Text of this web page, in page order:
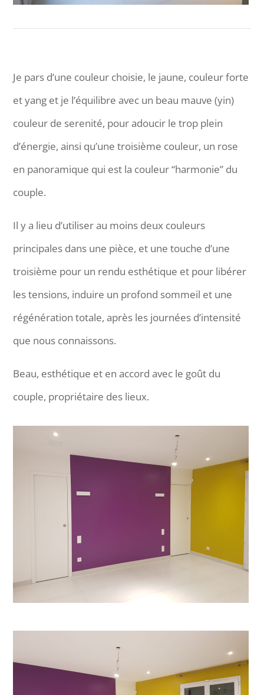
Je pars d’une couleur choisie, le jaune, couleur forte
et yang et je l’équilibre avec un beau mauve (yin)
couleur de serenité, pour adoucir le trop plein
d’énergie, ainsi qu’une troisième couleur, un rose
en panoramique qui est la couleur “harmonie” du
couple.
Il y a lieu d’utiliser au moins deux couleurs
principales dans une pièce, et une touche d’une
troisième pour un rendu esthétique et pour libérer
les tensions, induire un profond sommeil et une
régénération totale, après les journées d’intensité
que nous connaissons.
Beau, esthétique et en accord avec le goût du
couple, propriétaire des lieux.